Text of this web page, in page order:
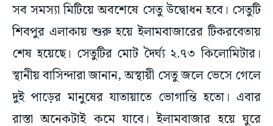
সব সমস্যা মিটিয়ে অবশেষে সেতু উদ্বোধন হবে। সেতুটি
শিবপুর এলাকায় শুরু হয়ে ইলামবাজারের টিকরবেতায়
শেষ হয়েছে। সেতুটির মোট দৈর্ঘ্য ২.৭৩ কিলোমিটার।
স্থানীয় বাসিন্দারা জানান, অস্থায়ী সেতু জলে ভেসে গেলে
দুই পাড়ের মানুষের যাতায়াতে ভোগান্তি হতো। এবার
রাস্তা অনেকটাই কমে যাবে। ইলামবাজার হয়ে ঘুরে